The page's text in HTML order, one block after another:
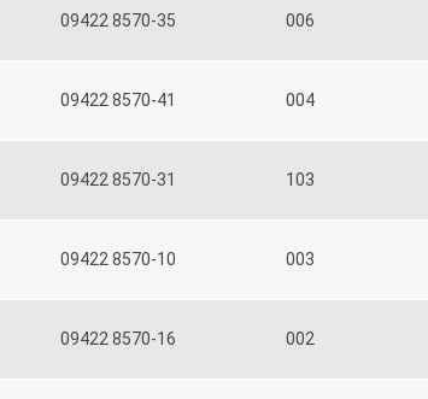
09422 8570-35
006
09422 8570-41
004
09422 8570-31
103
09422 8570-10
003
09422 8570-16
002